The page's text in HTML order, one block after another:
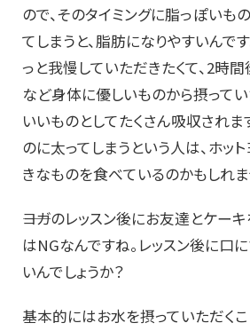
ので、そのタイミングに脂っぽいも
てしまうと、脂肪になりやすいんです
っと我慢していただきたくて、2時
など身体に優しいものから摂って
いいものとしてたくさん吸収されま
のに太ってしまうという人は、ホッ
きなものを食べているのかもしれま
――ヨガのレッスン後にお友達とケー
はNGなんですね。レッスン後に口
いんでしょうか？
基本的にはお水を摂っていただくこ